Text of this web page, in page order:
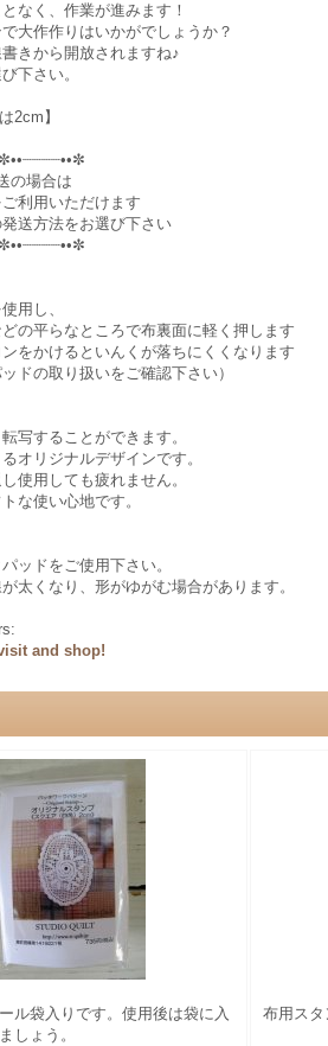
なく、作業が進みます！
大作作りはいかがでしょうか？
きから開放されますね♪
下さい。
2cm】
の場合は
利用いただけます
送方法をお選び下さい
用し、
の平らなところで布裏面に軽く押します
をかけるといんくが落ちにくくなります
ドの取り扱いをご確認下さい）
写することができます。
オリジナルデザインです。
使用しても疲れません。
な使い心地です。
ッドをご使用下さい。
太くなり、形がゆがむ場合があります。
and shop!
ル袋入りです。使用後は袋に入
しょう。
布用ス